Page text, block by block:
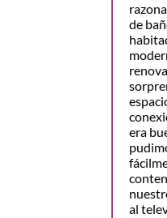
de
era
al